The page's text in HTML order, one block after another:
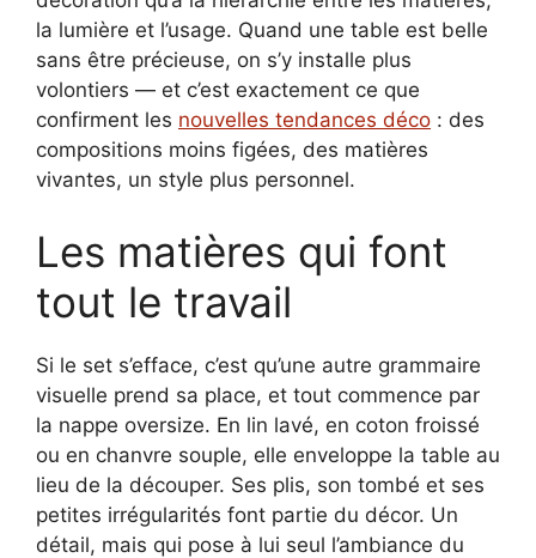
la lumière et l’usage. Quand une table est belle
sans être précieuse, on s’y installe plus
volontiers — et c’est exactement ce que
confirment les nouvelles tendances déco : des
compositions moins figées, des matières
vivantes, un style plus personnel.
Les matières qui font
tout le travail
Si le set s’efface, c’est qu’une autre grammaire
visuelle prend sa place, et tout commence par
la nappe oversize. En lin lavé, en coton froissé
ou en chanvre souple, elle enveloppe la table au
lieu de la découper. Ses plis, son tombé et ses
petites irrégularités font partie du décor. Un
détail, mais qui pose à lui seul l’ambiance du